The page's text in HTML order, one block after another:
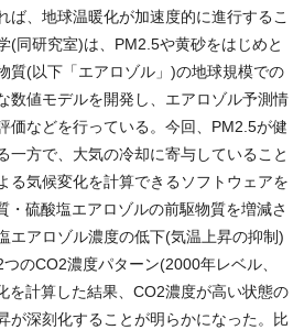
ば、地球温暖化が加速度的に進行するこ
(同研究室)は、PM2.5や黄砂をはじめと
質(以下「エアロゾル」)の地球規模での
数値モデルを開発し、エアロゾル予測情
価などを行っている。今回、PM2.5が健
一方で、大気の冷却に寄与していること
る気候変化を計算できるソフトウェアを
・硫酸塩エアロゾルの前駆物質を増減さ
エアロゾル濃度の低下(気温上昇の抑制)
のCO2濃度パターン(2000年レベル、
を計算した結果、CO2濃度が高い状態の
が深刻化することが明らかになった。比